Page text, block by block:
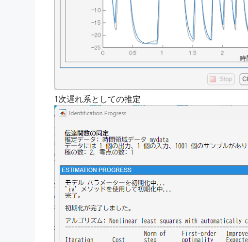
1次遅れ系としての推定